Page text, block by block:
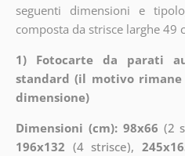
seguenti dimensioni e
composta da strisce larghe 49
1) Fotocarte da parati
standard (il motivo rimane
dimensione)
Dimensioni (cm): 98x66 (2
196x132 (4 strisce),